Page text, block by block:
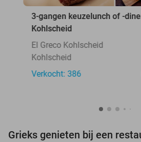
3-gangen keuzelunch of -
Kohlscheid
El Greco Kohlscheid
Kohlscheid
Verkocht: 386
Grieks genieten bij een